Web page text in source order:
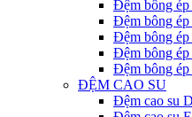
Đệm bông ép
Đệm bông
Đệm bông ép
Đệm bông ép
Đệm bông
ĐỆM CAO SU
Đệm cao su